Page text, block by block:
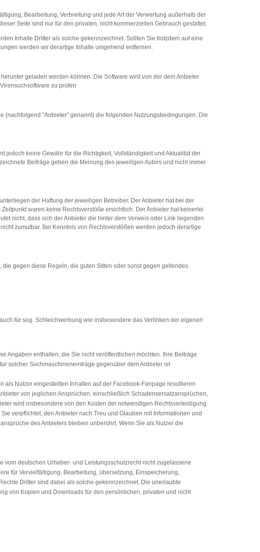
Bearbeitung, Verbreitung und jede Art der Verwertung außerhalb der
Seite sind nur für den privaten, nicht kommerziellen Gebrauch gestattet.
Inhalte Dritter als solche gekennzeichnet. Sollten Sie trotzdem auf eine
werden wir derartige Inhalte umgehend entfernen.
geladen werden können. Die Software wird von der dem Anbieter
zu prüfen
(nachfolgend "Anbieter" genannt) die folgenden Nutzungsbedingungen. Die
jedoch keine Gewähr für die Richtigkeit, Vollständigkeit und Aktualität der
Beiträge geben die Meinung des jeweiligen Autors und nicht immer
der Haftung der jeweiligen Betreiber. Der Anbieter hat bei der
waren keine Rechtsverstöße ersichtlich. Der Anbieter hat keinerlei
nicht, dass sich der Anbieter die hinter dem Verweis oder Link liegenden
zumutbar. Bei Kenntnis von Rechtsverstößen werden jedoch derartige
gegen diese Regeln, die guten Sitten oder sonst gegen geltendes
für sog. Schleichwerbung wie insbesondere das Verlinken der eigenen
Angaben enthalten, die Sie nicht veröffentlichen möchten. Ihre Beiträge
solcher Suchmaschineneinträge gegenüber dem Anbieter ist
als Nutzer eingestellten Inhalten auf der Facebook-Fanpage resultieren
von jeglichen Ansprüchen, einschließlich Schadensersatzansprüchen,
wird insbesondere von den Kosten der notwendigen Rechtsverteidigung
verpflichtet, den Anbieter nach Treu und Glauben mit Informationen und
des Anbieters bleiben unberührt. Wenn Sie als Nutzer die
deutschen Urheber- und Leistungsschutzrecht nicht zugelassene
für Vervielfältigung, Bearbeitung, übersetzung, Einspeicherung,
Dritter sind dabei als solche gekennzeichnet. Die unerlaubte
von Kopien und Downloads für den persönlichen, privaten und nicht